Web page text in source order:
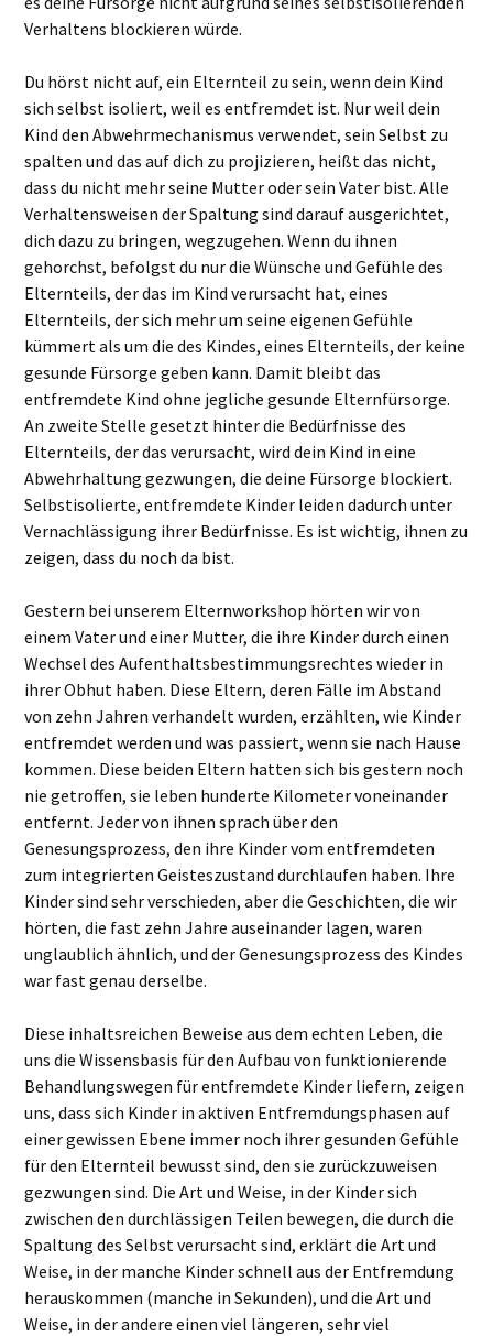
Verhaltens blockieren würde.
Du hörst nicht auf, ein Elternteil zu sein, wenn dein Kind
sich selbst isoliert, weil es entfremdet ist. Nur weil dein
Kind den Abwehrmechanismus verwendet, sein Selbst zu
spalten und das auf dich zu projizieren, heißt das nicht,
dass du nicht mehr seine Mutter oder sein Vater bist. Alle
Verhaltensweisen der Spaltung sind darauf ausgerichtet,
dich dazu zu bringen, wegzugehen. Wenn du ihnen
gehorchst, befolgst du nur die Wünsche und Gefühle des
Elternteils, der das im Kind verursacht hat, eines
Elternteils, der sich mehr um seine eigenen Gefühle
kümmert als um die des Kindes, eines Elternteils, der keine
gesunde Fürsorge geben kann. Damit bleibt das
entfremdete Kind ohne jegliche gesunde Elternfürsorge.
An zweite Stelle gesetzt hinter die Bedürfnisse des
Elternteils, der das verursacht, wird dein Kind in eine
Abwehrhaltung gezwungen, die deine Fürsorge blockiert.
Selbstisolierte, entfremdete Kinder leiden dadurch unter
Vernachlässigung ihrer Bedürfnisse. Es ist wichtig, ihnen zu
zeigen, dass du noch da bist.
Gestern bei unserem Elternworkshop hörten wir von
einem Vater und einer Mutter, die ihre Kinder durch einen
Wechsel des Aufenthaltsbestimmungsrechtes wieder in
ihrer Obhut haben. Diese Eltern, deren Fälle im Abstand
von zehn Jahren verhandelt wurden, erzählten, wie Kinder
entfremdet werden und was passiert, wenn sie nach Hause
kommen. Diese beiden Eltern hatten sich bis gestern noch
nie getroffen, sie leben hunderte Kilometer voneinander
entfernt. Jeder von ihnen sprach über den
Genesungsprozess, den ihre Kinder vom entfremdeten
zum integrierten Geisteszustand durchlaufen haben. Ihre
Kinder sind sehr verschieden, aber die Geschichten, die wir
hörten, die fast zehn Jahre auseinander lagen, waren
unglaublich ähnlich, und der Genesungsprozess des Kindes
war fast genau derselbe.
Diese inhaltsreichen Beweise aus dem echten Leben, die
uns die Wissensbasis für den Aufbau von funktionierende
Behandlungswegen für entfremdete Kinder liefern, zeigen
uns, dass sich Kinder in aktiven Entfremdungsphasen auf
einer gewissen Ebene immer noch ihrer gesunden Gefühle
für den Elternteil bewusst sind, den sie zurückzuweisen
gezwungen sind. Die Art und Weise, in der Kinder sich
zwischen den durchlässigen Teilen bewegen, die durch die
Spaltung des Selbst verursacht sind, erklärt die Art und
Weise, in der manche Kinder schnell aus der Entfremdung
herauskommen (manche in Sekunden), und die Art und
Weise, in der andere einen viel längeren, sehr viel